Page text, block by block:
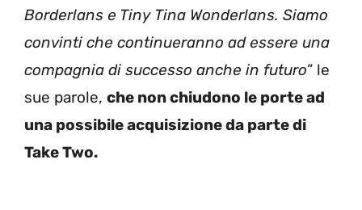
Borderlans e Tiny Tina Wonderlans. Siamo
convinti che continueranno ad essere una
compagnia di successo anche in futuro” le
sue parole, che non chiudono le porte ad
una possibile acquisizione da parte di
Take Two.